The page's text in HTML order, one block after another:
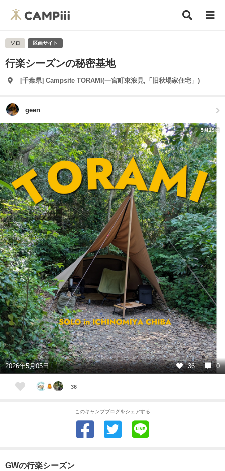
ソロ 区画サイト
行楽シーズンの秘密基地
[千葉県] Campsite TORAMI(一宮町東浪見,「旧秋場家住宅」)
geen
5月19日
2026年5月05日 36 0
36
このキャンプブログをシェアする
GWの行楽シーズン